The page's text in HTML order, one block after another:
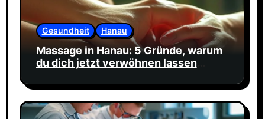
Gesundheit Hanau
Massage in Hanau: 5 Gründe, warum
du dich jetzt verwöhnen lassen